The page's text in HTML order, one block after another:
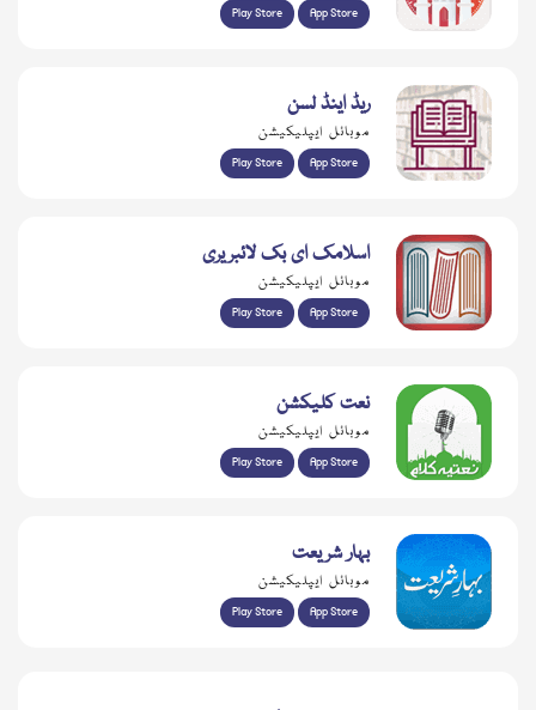
Play Store App Store
ریڈ اینڈ لسن
موبائل ایپلیکیشن
Play Store App Store
اسلامک ای بک لائبریری
موبائل ایپلیکیشن
Play Store App Store
نعت کلیکشن
موبائل ایپلیکیشن
Play Store App Store
بہار شریعت
موبائل ایپلیکیشن
Play Store App Store